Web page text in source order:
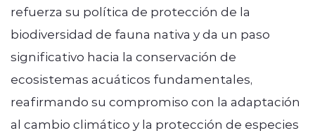
refuerza su política de protección de la
biodiversidad de fauna nativa y da un paso
significativo hacia la conservación de
ecosistemas acuáticos fundamentales,
reafirmando su compromiso con la adaptación
al cambio climático y la protección de especies